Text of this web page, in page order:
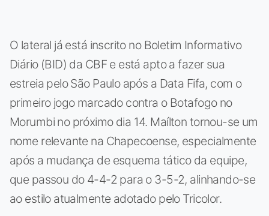
O lateral já está inscrito no Boletim Informativo
Diário (BID) da CBF e está apto a fazer sua
estreia pelo São Paulo após a Data Fifa, com o
primeiro jogo marcado contra o Botafogo no
Morumbi no próximo dia 14. Maílton tornou-se um
nome relevante na Chapecoense, especialmente
após a mudança de esquema tático da equipe,
que passou do 4-4-2 para o 3-5-2, alinhando-se
ao estilo atualmente adotado pelo Tricolor.